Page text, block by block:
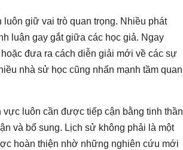
giữ vai trò quan trọng. Nhiều phát
luận gay gắt giữa các học giả. Ngay
đưa ra cách diễn giải mới về các sự
nhà sử học cũng nhấn mạnh tầm quan
luôn cần được tiếp cận bằng tinh thần
và bổ sung. Lịch sử không phải là một
hoàn thiện nhờ những nghiên cứu mới